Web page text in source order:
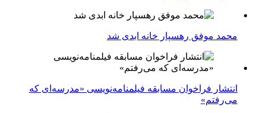
محمد موفق رهسپار خانه ابدی شد
انتشار فراخوان مسابقه فیلمنامه‌نویسی «مدرسه‌ای که
می‌رفتم»